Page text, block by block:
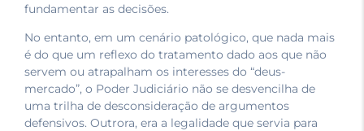
fundamentar as decisões.
No entanto, em um cenário patológico, que nada mais
é do que um reflexo do tratamento dado aos que não
servem ou atrapalham os interesses do “deus-
mercado”, o Poder Judiciário não se desvencilha de
uma trilha de desconsideração de argumentos
defensivos. Outrora, era a legalidade que servia para